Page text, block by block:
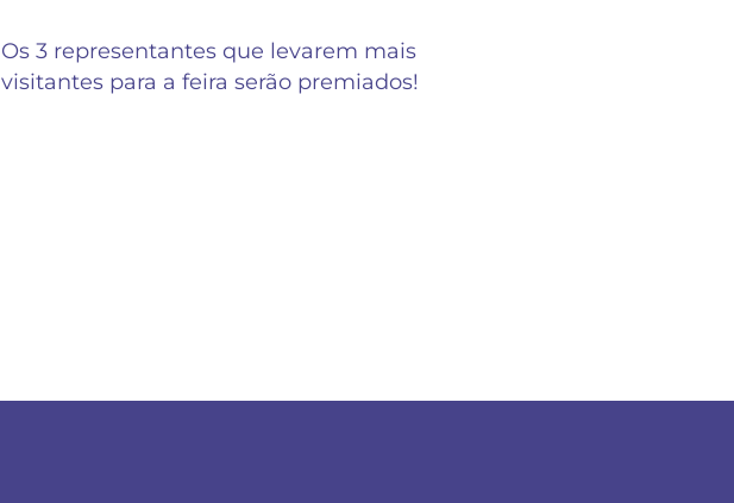
Os 3 representantes que levarem mais
visitantes para a feira serão premiados!